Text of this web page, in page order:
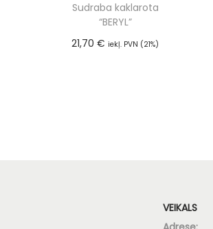
Sudraba kaklarota
“BERYL”
21,70€ iekļ. PVN (21%)
VEIKALS